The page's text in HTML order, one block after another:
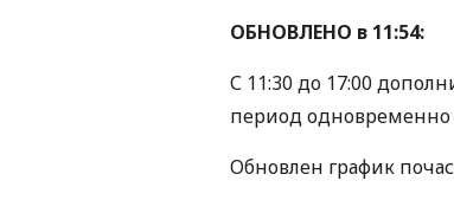
ОБНОВЛЕНО в 11:54:
С 11:30 до 17:00
период
Обновлен график